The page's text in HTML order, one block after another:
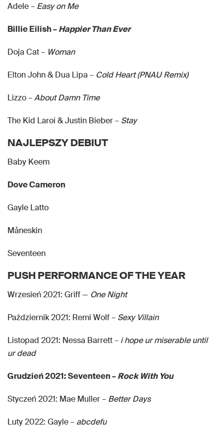
Adele – Easy on Me
Billie Eilish –Happier Than Ever
Doja Cat – Woman
Elton John & Dua Lipa – Cold Heart (PNAU Remix)
Lizzo –About Damn Time
The Kid Laroi & Justin Bieber – Stay
NAJLEPSZY DEBIUT
Baby Keem
Dove Cameron
Gayle Latto
Måneskin
Seventeen
PUSH PERFORMANCE OF THE YEAR
Wrzesień 2021: Griff — One Night
Październik 2021: Remi Wolf – Sexy Villain
Listopad 2021: Nessa Barrett – i hope ur miserable until
ur dead
Grudzień 2021: Seventeen –Rock With You
Styczeń 2021: Mae Muller – Better Days
Luty 2022: Gayle – abcdefu